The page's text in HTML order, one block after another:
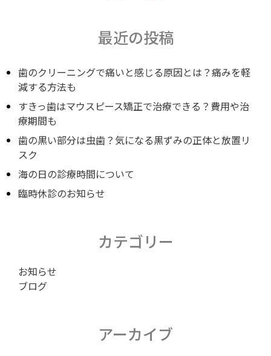
稿
ナ
ビ
シ
ン
最近の投稿
歯のクリーニングで痛いと感じる原因とは？痛みを軽
減する方法も
すきっ歯はマウスピース矯正で治療できる？費用や治
療期間も
歯の黒い部分は虫歯？気になる黒ずみの正体と放置リ
スク
海の日の診療時間について
臨時休診のお知らせ
カテゴリー
お知らせ
ブログ
アーカイブ